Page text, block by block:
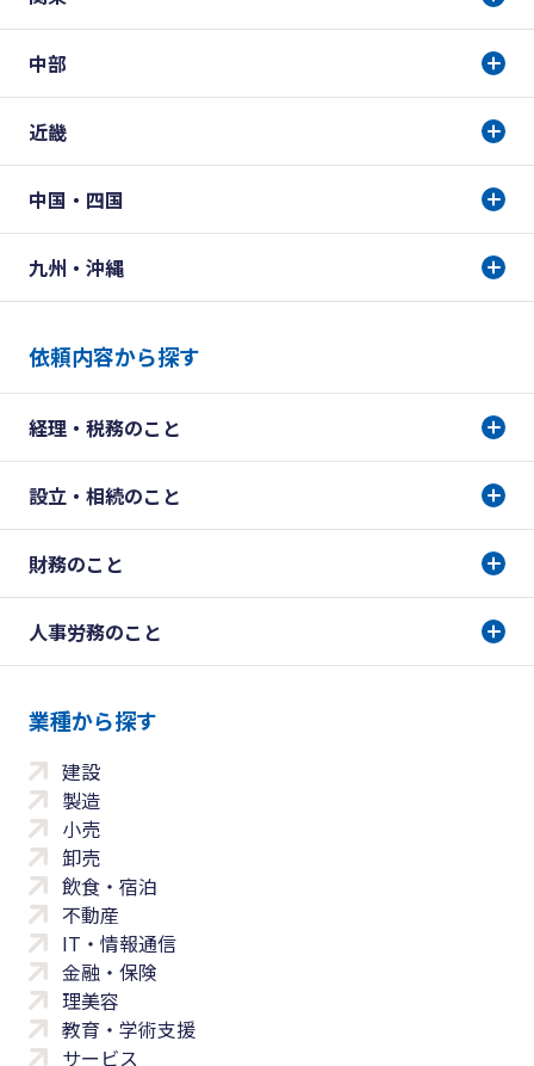
中部
近畿
中国・四国
九州・沖縄
依頼内容から探す
経理・税務のこと
設立・相続のこと
財務のこと
人事労務のこと
業種から探す
建設
製造
小売
卸売
飲食・宿泊
不動産
IT・情報通信
金融・保険
理美容
教育・学術支援
サービス